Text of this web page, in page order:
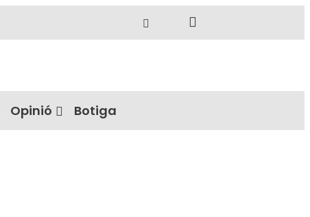
Opinió Botiga